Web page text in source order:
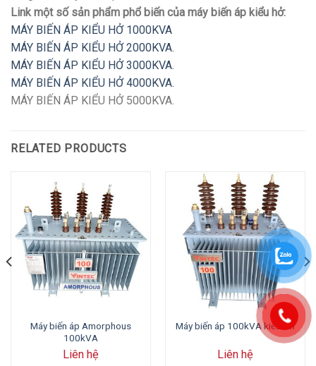
Link một số sản phẩm phổ biến của máy biến áp kiểu hở:
MÁY BIẾN ÁP KIỂU HỞ 1000KVA
MÁY BIẾN ÁP KIỂU HỞ 2000KVA.
MÁY BIẾN ÁP KIỂU HỞ 3000KVA.
MÁY BIẾN ÁP KIỂU HỞ 4000KVA.
MÁY BIẾN ÁP KIỂU HỞ 5000KVA.
RELATED PRODUCTS
Máy biến áp Amorphous
100kVA
Liên hệ
Máy biến áp 100kVA kiểu kín
Liên hệ